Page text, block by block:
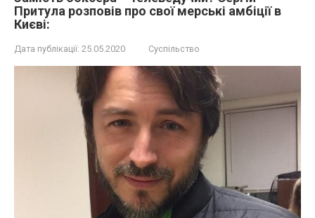
Притула розповів про свої мерські амбіції в
Києві:
Дата публікації: 25.05.2020 Суспільство